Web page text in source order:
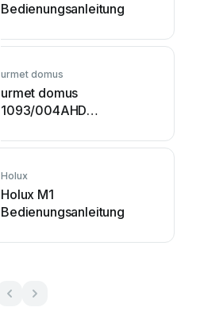
Bedienungsanleitung
urmet domus
urmet domus
1093/004AHD
Holux
Holux M1
Bedienungsanleitung